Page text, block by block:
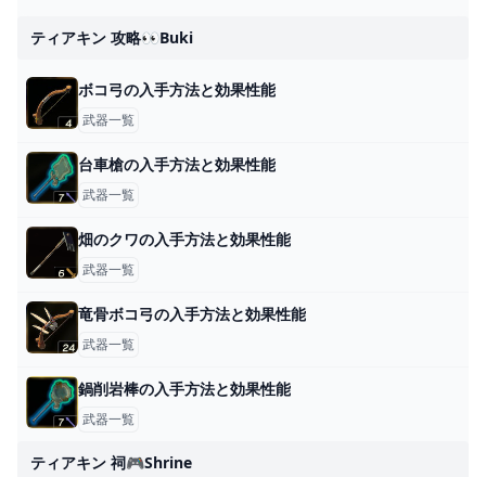
ティアキン 攻略👀buki
ボコ弓の入手方法と効果性能
武器一覧
台車槍の入手方法と効果性能
武器一覧
畑のクワの入手方法と効果性能
武器一覧
竜骨ボコ弓の入手方法と効果性能
武器一覧
鍋削岩棒の入手方法と効果性能
武器一覧
ティアキン 祠🎮shrine